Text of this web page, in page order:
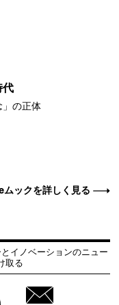
代
」の正体
ムックを詳しく見る
イノベーションのニュー
取る